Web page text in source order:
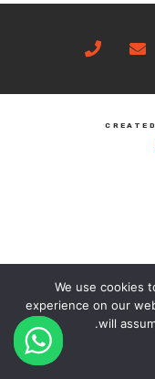
We use cookies
experience on our
will